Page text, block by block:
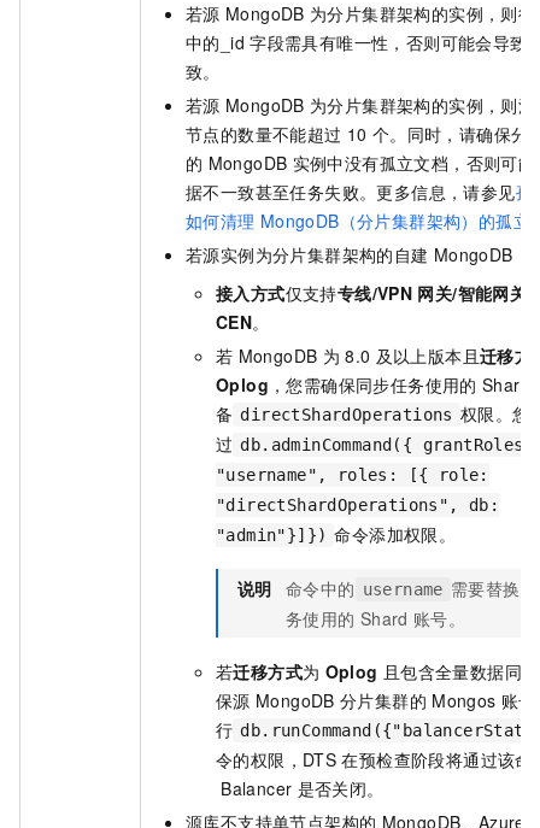
若源 MongoDB 为分片集群架构的实例，则
中的_id 字段需具有唯一性，否则可能会导致
致。
若源 MongoDB 为分片集群架构的实例，则源
节点的数量不能超过 10 个。同时，请确保分
的 MongoDB 实例中没有孤立文档，否则可
据不一致甚至任务失败。更多信息，请参见孤
如何清理 MongoDB（分片集群架构）的孤立
若源实例为分片集群架构的自建 MongoDB：
接入方式仅支持专线/VPN 网关/智能网关
CEN。
若 MongoDB 为 8.0 及以上版本且迁移方
Oplog ，您需确保同步任务使用的 Shard
备 directShardOperations 权限。您
过 db.adminCommand({
"username", roles: [{ role:
"directShardOperations", db:
"admin"}]}) 命令添加权限。
说明 命令中的 username 需要替换
务使用的 Shard 账号。
若迁移方式为 Oplog 且包含全量数据同
保源 MongoDB 分片集群的 Mongos 账
行
令的权限，DTS 在预检查阶段将通过该命
Balancer 是否关闭。
源库不支持单节点架构的 MongoDB、Azure